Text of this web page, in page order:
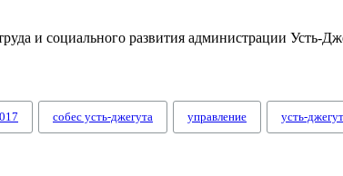
и социального развития администрации Усть-
собес усть-джегута управление усть-